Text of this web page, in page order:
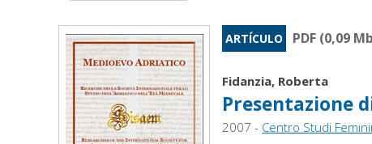
ARTÍCULO PDF (0,09
Fidanzia, Roberta
Presentazione
2007 - Centro Studi